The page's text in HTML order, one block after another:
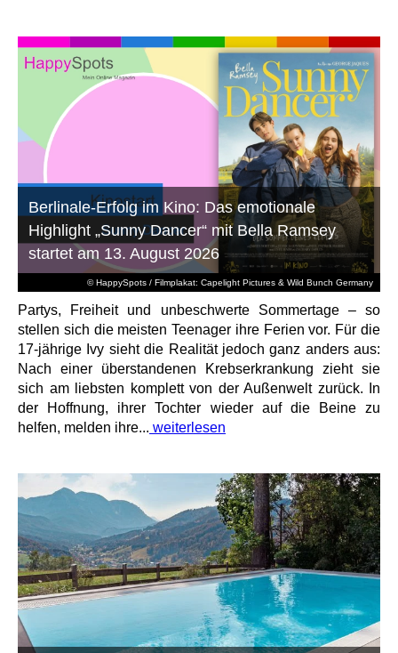
© HappySpots / Filmplakat: Capelight Pictures & Wild Bunch Germany
Berlinale-Erfolg im Kino: Das emotionale
Highlight „Sunny Dancer“ mit Bella Ramsey
startet am 13. August 2026
Partys, Freiheit und unbeschwerte Sommertage – so
stellen sich die meisten Teenager ihre Ferien vor. Für die
17-jährige Ivy sieht die Realität jedoch ganz anders aus:
Nach einer überstandenen Krebserkrankung zieht sie
sich am liebsten komplett von der Außenwelt zurück. In
der Hoffnung, ihrer Tochter wieder auf die Beine zu
helfen, melden ihre... weiterlesen